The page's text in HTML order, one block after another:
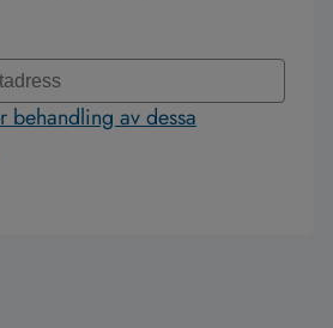
behandling av dessa